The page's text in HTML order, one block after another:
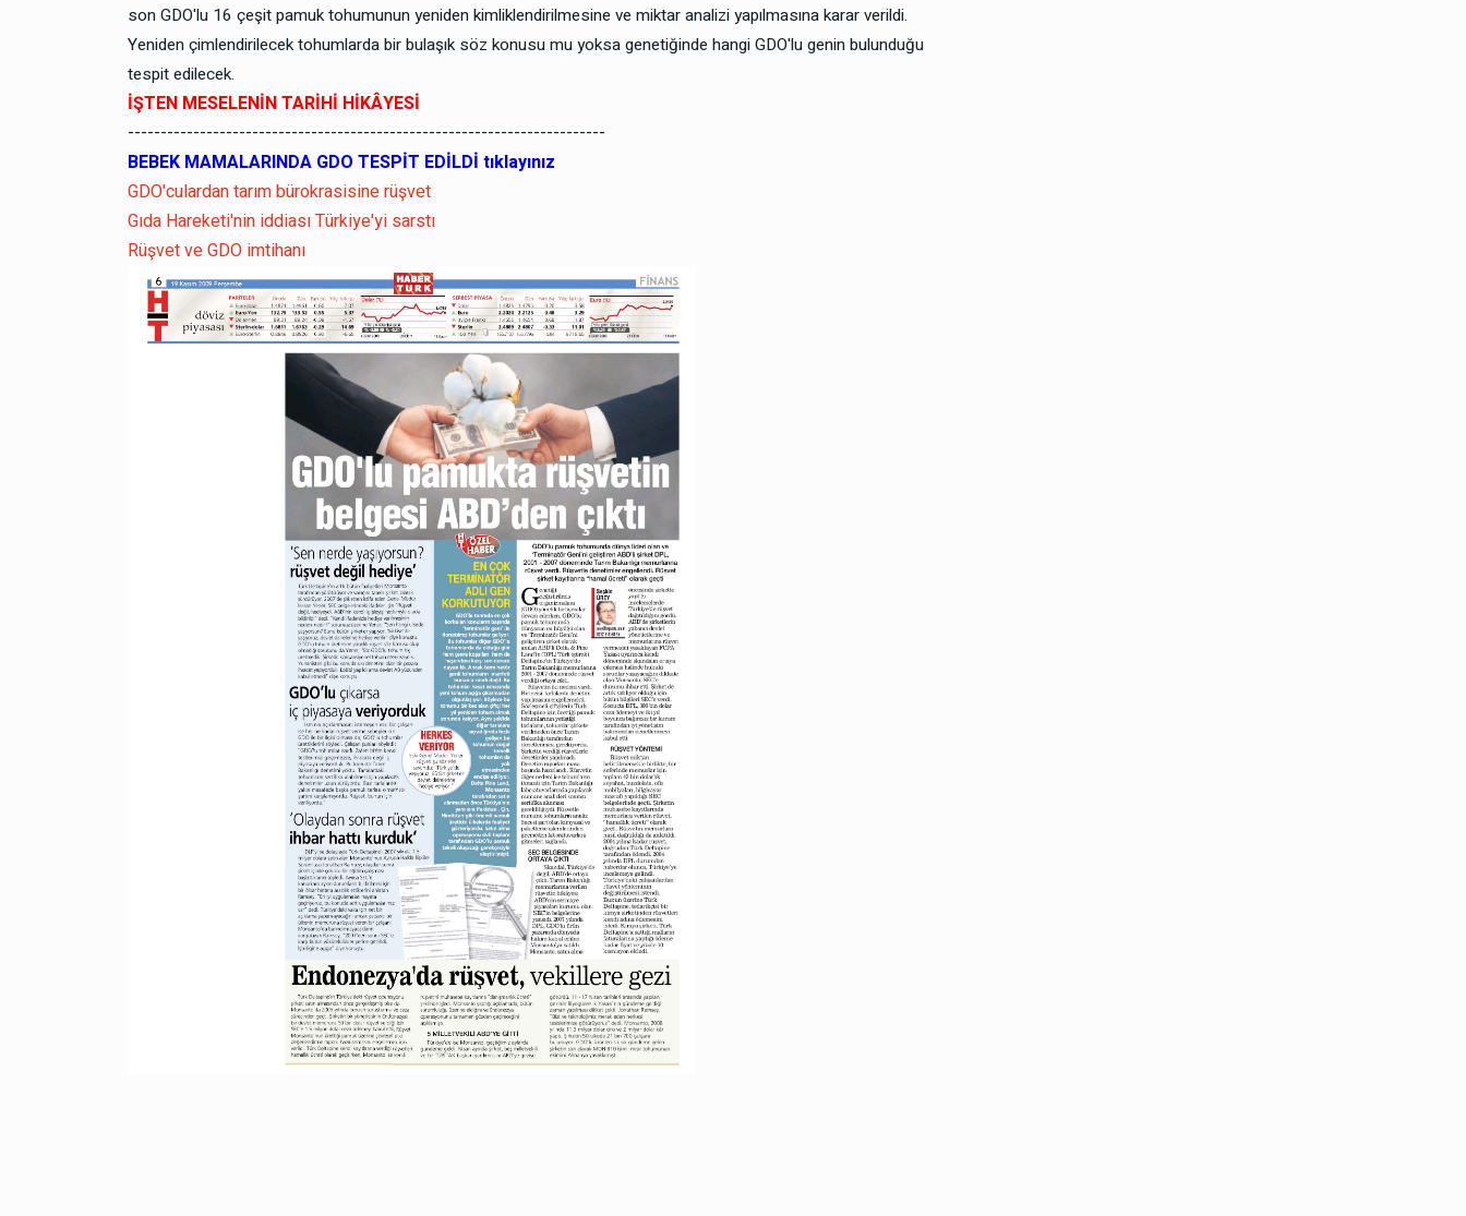
son GDO'lu 16 çeşit pamuk tohumunun yeniden kimliklendirilmesine ve miktar analizi yapılmasına karar verildi.
Yeniden çimlendirilecek tohumlarda bir bulaşık söz konusu mu yoksa genetiğinde hangi GDO'lu genin bulunduğu
tespit edilecek.
İŞTEN MESELENİN TARİHİ HİKÂYESİ
-------------------------------------------------------------------------
BEBEK MAMALARINDA GDO TESPİT EDİLDİ tıklayınız
GDO'culardan tarım bürokrasisine rüşvet
Gıda Hareketi'nin iddiası Türkiye'yi sarstı
Rüşvet ve GDO imtihanı